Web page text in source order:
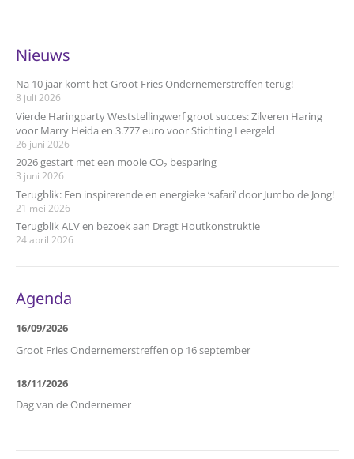
Nieuws
Na 10 jaar komt het Groot Fries Ondernemerstreffen terug!
8 juli 2026
Vierde Haringparty Weststellingwerf groot succes: Zilveren Haring
voor Marry Heida en 3.777 euro voor Stichting Leergeld
26 juni 2026
2026 gestart met een mooie CO₂ besparing
3 juni 2026
Terugblik: Een inspirerende en energieke ‘safari’ door Jumbo de Jong!
21 mei 2026
Terugblik ALV en bezoek aan Dragt Houtkonstruktie
24 april 2026
Agenda
16/09/2026
Groot Fries Ondernemerstreffen op 16 september
18/11/2026
Dag van de Ondernemer